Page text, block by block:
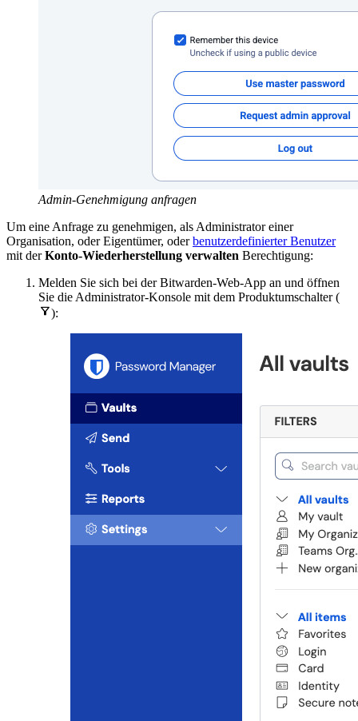
Admin-Genehmigung anfragen
Um eine Anfrage zu genehmigen, als Administrator einer
Organisation, oder Eigentümer, oderbenutzerdefinierter Benutzer
mit derKonto-Wiederherstellung verwalten Berechtigung:
Melden Sie sich bei der Bitwarden-Web-App an und öffnen
Sie die Administrator-Konsole mit dem Produktumschalter (
):